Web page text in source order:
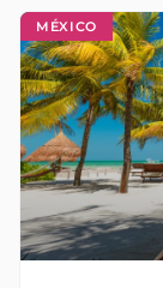
MÉXICO